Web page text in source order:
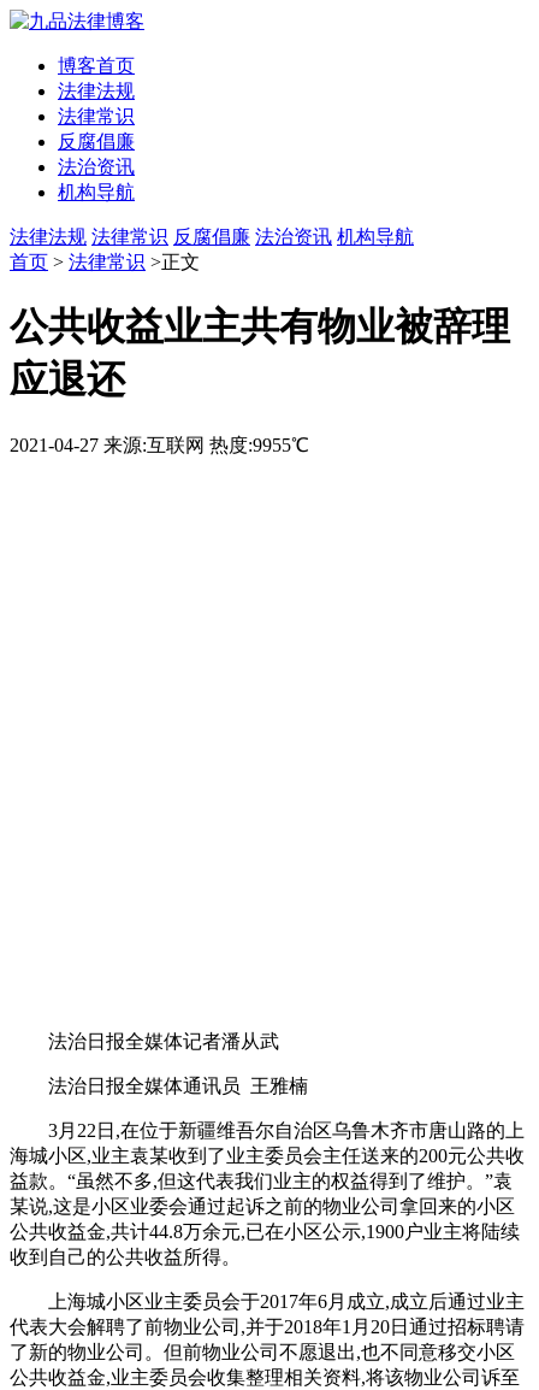
博客首页
法律法规
法律常识
反腐倡廉
法治资讯
机构导航
法律法规 法律常识 反腐倡廉 法治资讯 机构导航
首页 > 法律常识 >正文
公共收益业主共有物业被辞理
应退还
2021-04-27 来源:互联网 热度:9955℃
法治日报全媒体记者潘从武
法治日报全媒体通讯员 王雅楠
3月22日,在位于新疆维吾尔自治区乌鲁木齐市唐山路的上
海城小区,业主袁某收到了业主委员会主任送来的200元公共收
益款。“虽然不多,但这代表我们业主的权益得到了维护。”袁
某说,这是小区业委会通过起诉之前的物业公司拿回来的小区
公共收益金,共计44.8万余元,已在小区公示,1900户业主将陆续
收到自己的公共收益所得。
上海城小区业主委员会于2017年6月成立,成立后通过业主
代表大会解聘了前物业公司,并于2018年1月20日通过招标聘请
了新的物业公司。但前物业公司不愿退出,也不同意移交小区
公共收益金,业主委员会收集整理相关资料,将该物业公司诉至